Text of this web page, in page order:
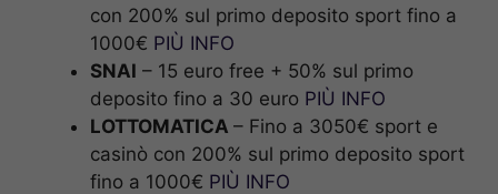
con 200% sul primo deposito sport fino a
1000€ PIÙ INFO
SNAI – 15 euro free + 50% sul primo
deposito fino a 30 euro PIÙ INFO
LOTTOMATICA – Fino a 3050€ sport e
casinò con 200% sul primo deposito sport
fino a 1000€ PIÙ INFO